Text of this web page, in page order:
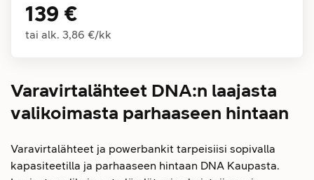
139 €
tai alk. 3,86 €/kk
Varavirtalähteet DNA:n laajasta
valikoimasta parhaaseen hintaan
Varavirtalähteet ja powerbankit tarpeisiisi sopivalla
kapasiteetilla ja parhaaseen hintaan DNA Kaupasta.